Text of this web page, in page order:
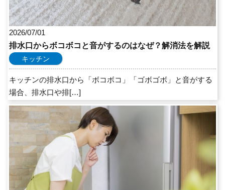
2026/07/01
排水口からボコボコと音がするのはなぜ？解消法を解説
キッチン
キッチンの排水口から「ボコボコ」「ゴボゴボ」と音がする
場合、排水口や排[…]